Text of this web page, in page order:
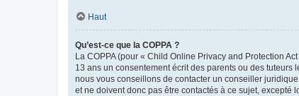
Haut
Qu’est-ce que la COPPA ?
La COPPA (pour « Child Online Privacy and Protection
13 ans un consentement écrit des parents ou des tuteurs
nous vous conseillons de contacter un conseiller
et ne doivent donc pas être contactés à ce sujet, excepté